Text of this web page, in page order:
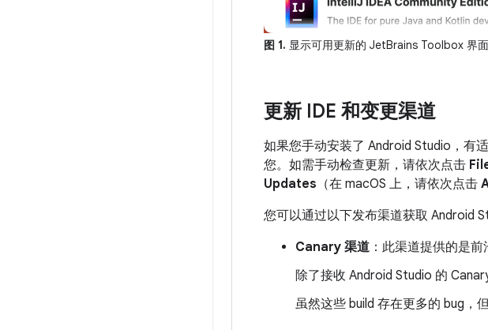
图 1. 显示可用更新的 JetBrains Toolbox 界面
更新 IDE 和变更渠道
如果您手动安装了 Android Studio，有
您。如需手动检查更新，请依次点击
Updates （在 macOS 上，请依次点击
您可以通过以下发布渠道获取 Android
Canary 渠道 ：此渠道提供的是
除了接收 Android Studio 的
虽然这些 build 存在更多的 bug，